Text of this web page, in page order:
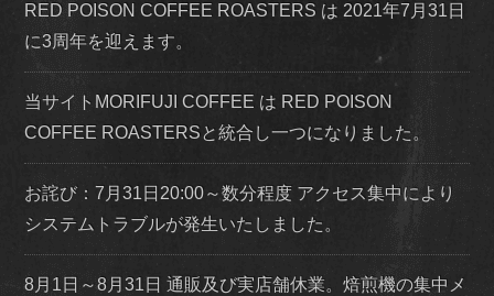
RED POISON COFFEE ROASTERS は 2021年7月31日
に3周年を迎えます。
当サイトMORIFUJI COFFEE は RED POISON
COFFEE ROASTERSと統合し一つになりました。
お詫び：7月31日20:00～数分程度 アクセス集中により
システムトラブルが発生いたしました。
8月1日～8月31日 通販及び実店舗休業。焙煎機の集中メ